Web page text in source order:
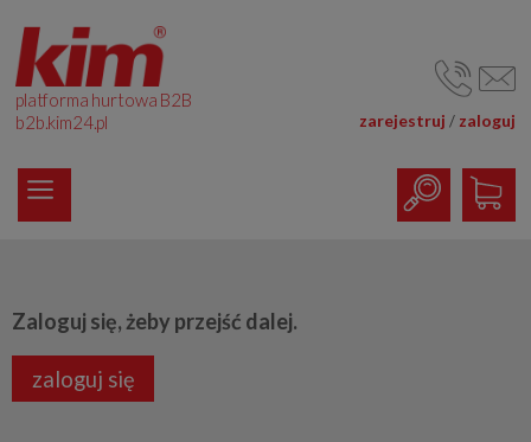
platforma hurtowa B2B
b2b.kim24.pl
zarejestruj / zaloguj
Zaloguj się, żeby przejść dalej.
zaloguj się